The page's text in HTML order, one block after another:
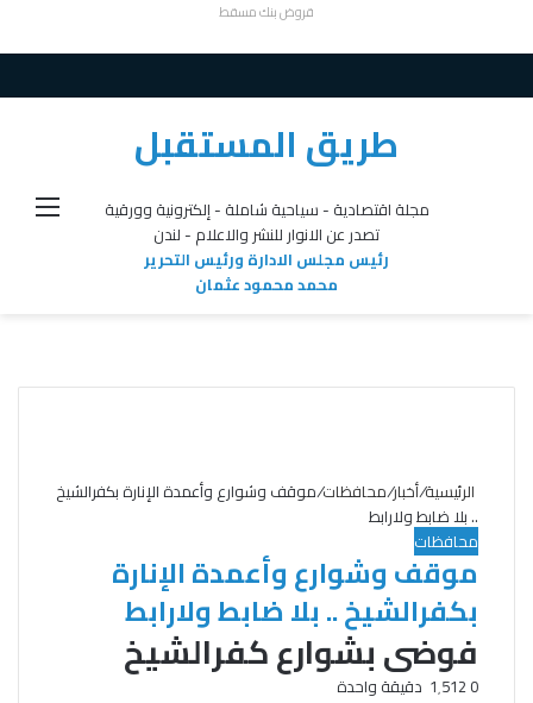
قروض بنك مسقط
طريق المستقبل
مجلة اقتصادية - سياحية شاملة - إلكترونية وورقية
تصدر عن الانوار للنشر والاعلام - لندن
رئيس مجلس الادارة ورئيس التحرير
محمد محمود عثمان
الرئيسية/أخبار/محافظات/موقف وشوارع وأعمدة الإنارة بكفرالشيخ
.. بلا ضابط ولارابط
محافظات
موقف وشوارع وأعمدة الإنارة
بكفرالشيخ .. بلا ضابط ولارابط
فوضى بشوارع كفرالشيخ
0
دقيقة واحدة